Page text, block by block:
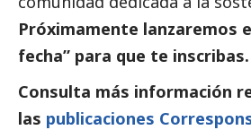
Próximamente lanzaremos
fecha” para que te inscribas.
Consulta más información
las publicaciones